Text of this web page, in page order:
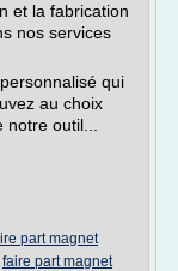
et la fabrication
nos services
qui
au choix
outil...
part magnet
faire part magnet